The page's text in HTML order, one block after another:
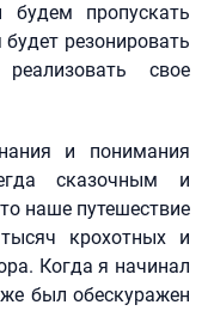
пропускать
резонировать
свое
и понимания
сказочным и
наше путешествие
крохотных и
Когда я начинал
был обескуражен